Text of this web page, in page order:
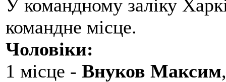
У командному заліку
командне місце.
Чоловіки:
1 місце - Внуков Максим